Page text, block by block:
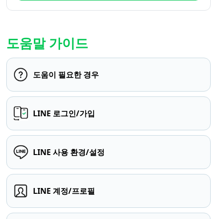
도움말 가이드
도움이 필요한 경우
LINE 로그인/가입
LINE 사용 환경/설정
LINE 계정/프로필